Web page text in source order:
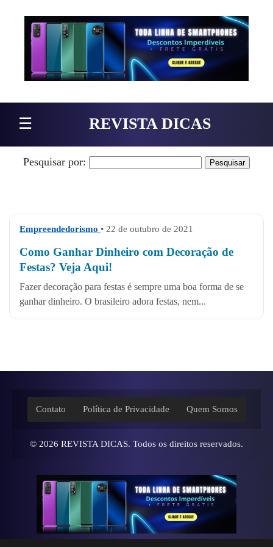
Pular para o conteúdo
☰ REVISTA DICAS
Pesquisar por:
Empreendedorismo • 22 de outubro de 2021
Como Ganhar Dinheiro com Decoração de
Festas? Veja Aqui!
Fazer decoração para festas é sempre uma boa forma de se
ganhar dinheiro. O brasileiro adora festas, nem...
Contato Política de Privacidade Quem Somos
© 2026 REVISTA DICAS. Todos os direitos reservados.